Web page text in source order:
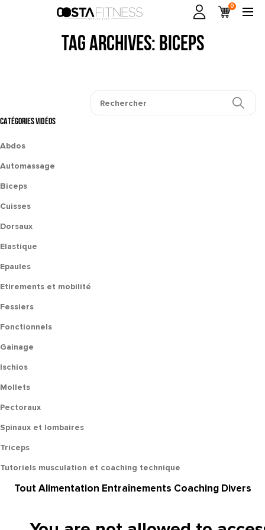
0
Tag Archives: biceps
CATÉGORIES VIDÉOS
Abdos
Automassage
Biceps
Cuisses
Dorsaux
Elastique
Epaules
Etirements et mobilité
Fessiers
Fonctionnels
Gainage
Ischios
Mollets
Pectoraux
Spinaux et lombaires
Triceps
Tutoriels musculation et coaching technique
Tout Alimentation Entraînements Coaching Divers